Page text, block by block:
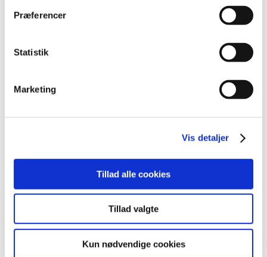
Præferencer
Statistik
Marketing
Vis detaljer
Tillad alle cookies
Tillad valgte
Kun nødvendige cookies
2017 (36)
2015 (31)
2013 (45)
2011 (13)
2007 (3)
2005 (2)